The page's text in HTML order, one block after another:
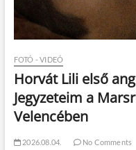
FOTÓ - VIDEÓ
Horvát Lili első
Jegyzeteim a
Velencében
2026.08.04. No Comments